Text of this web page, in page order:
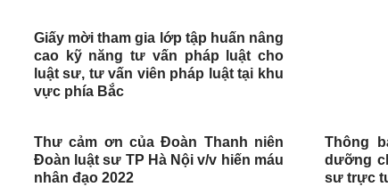
Giấy mời tham gia lớp tập huấn nâng
cao kỹ năng tư vấn pháp luật cho
luật sư, tư vấn viên pháp luật tại khu
vực phía Bắc
Thư cảm ơn của Đoàn Thanh niên
Đoàn luật sư TP Hà Nội v/v hiến máu
nhân đạo 2022
Thông
dưỡng
sư trực